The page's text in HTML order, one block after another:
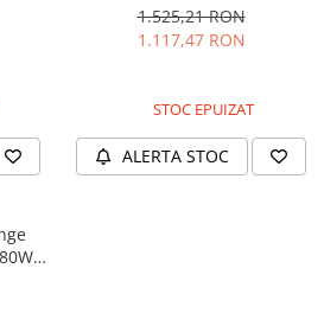
1.525,21 RON
1.117,47 RON
STOC EPUIZAT
ALERTA STOC